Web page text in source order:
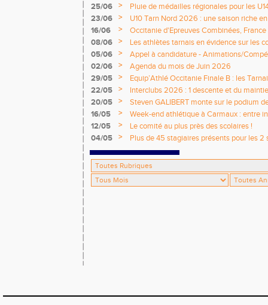
25/06
>
Pluie de médailles régionales pour les
23/06
>
U10 Tarn Nord 2026 : une saison riche
émotions
16/06 >
Occitanie d'Epreuves Combinées,
National de Castres
08/06 >
Les athlètes tarnais en évidence sur les
05/06
>
Appel à candidature - Animations/
2026 / 2027
02/06 >
Agenda du mois de Juin 2026
29/05
>
Equip’Athlé Occitanie Finale B : les
22/05
>
Interclubs 2026 : 1 descente et du
20/05
>
Steven GALIBERT monte sur le podium
16/05
>
Week-end athlétique à Carmaux : entre
départementaux jeunes
12/05 >
Le comité au plus près des scolaires !
04/05
>
Plus de 45 stagiaires présents pour les 2